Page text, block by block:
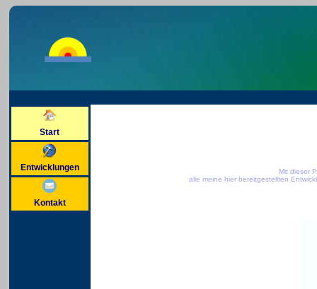
Start
Entwicklungen
Kontakt
Mit dieser
alle meine hier bereitgestellten